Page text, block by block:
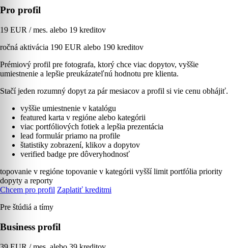
Pro profil
19 EUR / mes. alebo 19 kreditov
ročná aktivácia 190 EUR alebo 190 kreditov
Prémiový profil pre fotografa, ktorý chce viac dopytov, vyššie
umiestnenie a lepšie preukázateľnú hodnotu pre klienta.
Stačí jeden rozumný dopyt za pár mesiacov a profil si vie cenu obhájiť.
vyššie umiestnenie v katalógu
featured karta v regióne alebo kategórii
viac portfóliových fotiek a lepšia prezentácia
lead formulár priamo na profile
štatistiky zobrazení, klikov a dopytov
verified badge pre dôveryhodnosť
topovanie v regióne topovanie v kategórii vyšší limit portfólia priority
dopyty a reporty
Chcem pro profil Zaplatiť kreditmi
Pre štúdiá a tímy
Business profil